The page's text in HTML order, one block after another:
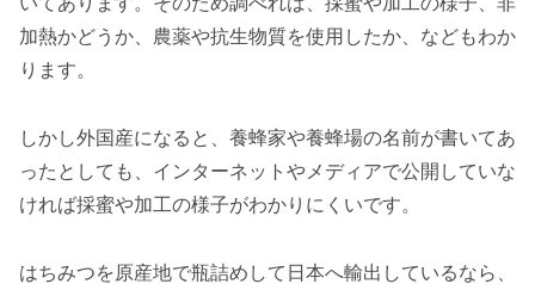
加熱かどうか、農薬や抗生物質を使用したか、などもわか
ります。
しかし外国産になると、養蜂家や養蜂場の名前が書いてあ
ったとしても、インターネットやメディアで公開していな
ければ採蜜や加工の様子がわかりにくいです。
はちみつを原産地で瓶詰めして日本へ輸出しているなら、